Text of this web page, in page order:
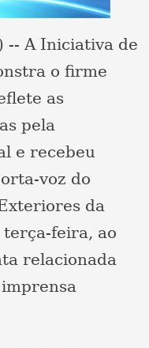
-- A Iniciativa de
o firme
as
pela
e recebeu
voz do
da
terça-feira, ao
relacionada